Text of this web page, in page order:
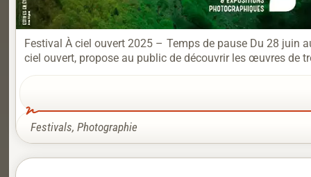
Festival À ciel ouvert 2025 – Temps de pause Du 28 juin
ciel ouvert, propose au public de découvrir les œuvres de
Festivals, Photographie